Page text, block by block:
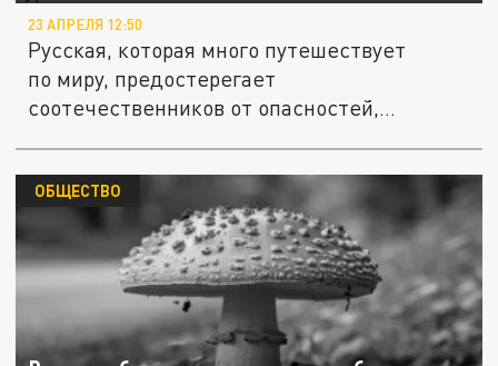
23 АПРЕЛЯ 12:50
Русская, которая много путешествует
по миру, предостерегает
соотечественников от опасностей,
ОБЩЕСТВО